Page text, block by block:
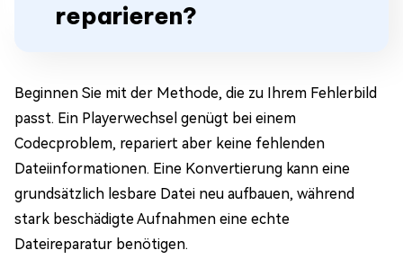
reparieren?
Beginnen Sie mit der Methode, die zu Ihrem Fehlerbild
passt. Ein Playerwechsel genügt bei einem
Codecproblem, repariert aber keine fehlenden
Dateiinformationen. Eine Konvertierung kann eine
grundsätzlich lesbare Datei neu aufbauen, während
stark beschädigte Aufnahmen eine echte
Dateireparatur benötigen.